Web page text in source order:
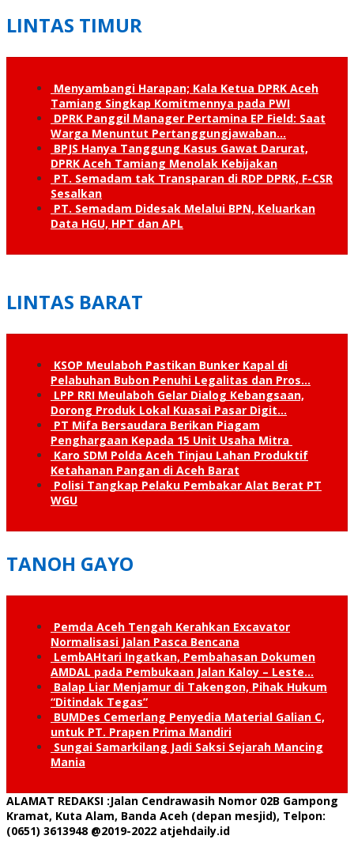
LINTAS TIMUR
Menyambangi Harapan; Kala Ketua DPRK Aceh
Tamiang Singkap Komitmennya pada PWI
DPRK Panggil Manager Pertamina EP Field: Saat
Warga Menuntut Pertanggung­jawaban…
BPJS Hanya Tanggung Kasus Gawat Darurat,
DPRK Aceh Tamiang Menolak Kebijakan
PT. Semadam tak Transparan di RDP DPRK, F-CSR
Sesalkan
PT. Semadam Didesak Melalui BPN, Keluarkan
Data HGU, HPT dan APL
LINTAS BARAT
KSOP Meulaboh Pastikan Bunker Kapal di
Pelabuhan Bubon Penuhi Legalitas dan Pros…
LPP RRI Meulaboh Gelar Dialog Kebangsaan,
Dorong Produk Lokal Kuasai Pasar Digit…
PT Mifa Bersaudara Berikan Piagam
Penghargaan Kepada 15 Unit Usaha Mitra
Karo SDM Polda Aceh Tinjau Lahan Produktif
Ketahanan Pangan di Aceh Barat
Polisi Tangkap Pelaku Pembakar Alat Berat PT
WGU
TANOH GAYO
Pemda Aceh Tengah Kerahkan Excavator
Normalisasi Jalan Pasca Bencana
LembAHtari Ingatkan, Pembahasan Dokumen
AMDAL pada Pembukaan Jalan Kaloy – Leste…
Balap Liar Menjamur di Takengon, Pihak Hukum
“Ditindak Tegas”
BUMDes Cemerlang Penyedia Material Galian C,
untuk PT. Prapen Prima Mandiri
Sungai Samarkilang Jadi Saksi Sejarah Mancing
Mania
ALAMAT REDAKSI :Jalan Cendrawasih Nomor 02B Gampong
Kramat, Kuta Alam, Banda Aceh (depan mesjid), Telpon:
(0651) 3613948 @2019-2022 atjehdaily.id